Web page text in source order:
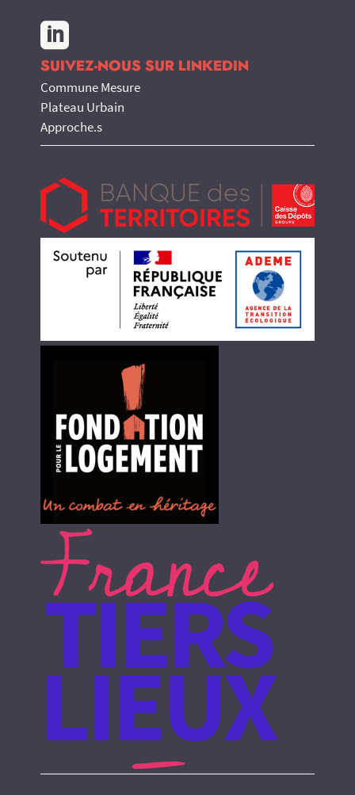

SUIVEZ-NOUS SUR LINKEDIN
Commune Mesure
Plateau Urbain
Approche.s